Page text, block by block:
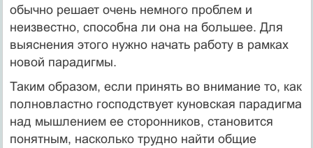
обычно решает очень немного проблем и
неизвестно, способна ли она на большее. Для
выяснения этого нужно начать работу в рамках
новой парадигмы.
Таким образом, если принять во внимание то, как
полновластно гос­подствует куновская парадигма
над мышлением ее сторонников, становится
понятным, насколько трудно найти общие